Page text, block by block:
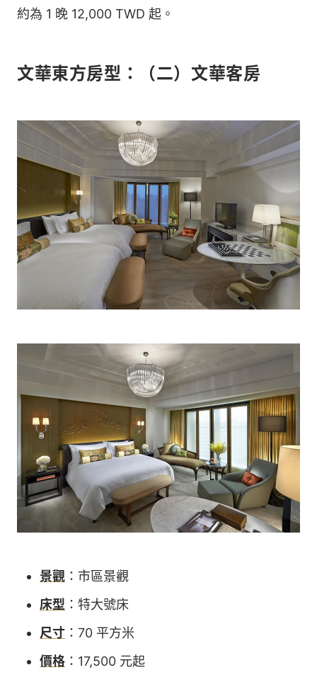
約為 1 晚 12,000 TWD 起。
文華東方房型：（二）文華客房
景觀 ：市區景觀
床型 ：特大號床
尺寸 ：70 平方米
價格 ：17,500 元起